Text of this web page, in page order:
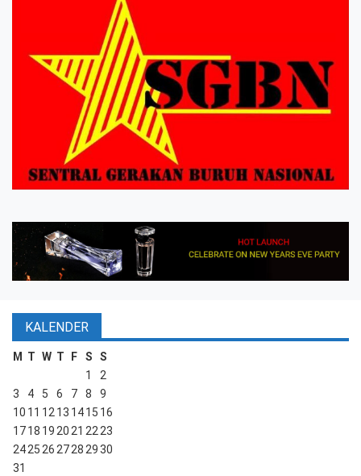
KALENDER
M T W T F S S
1
2
3
4 5 6 7 8
9
10 11 1213 1415 16
1718 192021 2223
24252627282930
31